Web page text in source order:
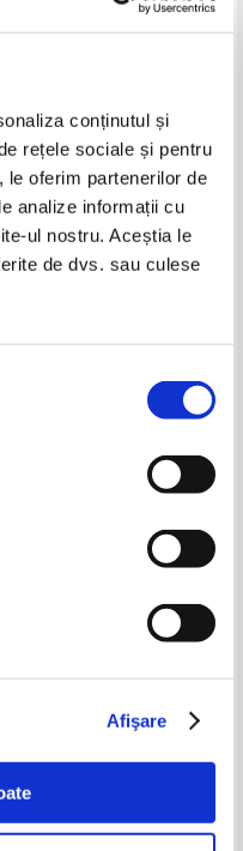
conținutul și
rețele sociale și pentru
le oferim partenerilor de
analize informații cu
ul nostru. Aceștia le
de dvs. sau culese
Afişare
George Sovu - Da, a fost! ... Da,
a ramas! ... Portret (cu
autograful autorului)
Pret:45,00Lei 29,25 Lei
Mihail Manolescu - Memorii
Pret:43,00Lei 27,95 Lei